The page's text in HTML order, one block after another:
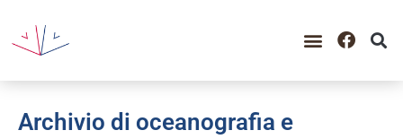
Archivio di oceanografia e